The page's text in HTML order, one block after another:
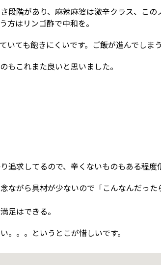
段階があり、麻辣麻婆は激辛クラス、こ
方はリンゴ酢で中和を。
ても飽きにくいです。ご飯が進んでしま
もこれまた良いと思いました。
求してるので、辛くないものもある程度
ながら具材が少ないので「こんなんだった
足はできる。
。。というとこが惜しいです。